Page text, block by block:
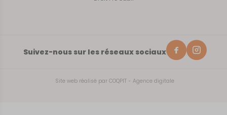
Suivez-nous sur les réseaux sociaux
Site web réalisé par COQPIT - Agence digitale